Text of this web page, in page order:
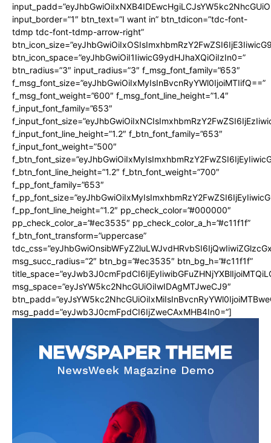
input_border=”1″ btn_text=”I want in” btn_tdicon=”tdc-font-
tdmp tdc-font-tdmp-arrow-right”
btn_icon_space=”eyJhbGwiOiI1IiwicG9ydHJhaXQiOiIzIn0=”
btn_radius=”3″ input_radius=”3″ f_msg_font_family=”653″
f_msg_font_size=”eyJhbGwiOiIxMyIsInBvcnRyYWl0IjoiMTIifQ==”
f_msg_font_weight=”600″ f_msg_font_line_height=”1.4″
f_input_font_family=”653″
f_input_font_line_height=”1.2″ f_btn_font_family=”653″
f_input_font_weight=”500″
f_btn_font_line_height=”1.2″ f_btn_font_weight=”700″
f_pp_font_family=”653″
f_pp_font_line_height=”1.2″ pp_check_color=”#000000″
pp_check_color_a=”#ec3535″ pp_check_color_a_h=”#c11f1f”
f_btn_font_transform=”uppercase”
msg_succ_radius=”2″ btn_bg=”#ec3535″ btn_bg_h=”#c11f1f”
msg_space=”eyJsYW5kc2NhcGUiOiIwIDAgMTJweCJ9″
msg_padd=”eyJwb3J0cmFpdCI6IjZweCAxMHB4In0=”]